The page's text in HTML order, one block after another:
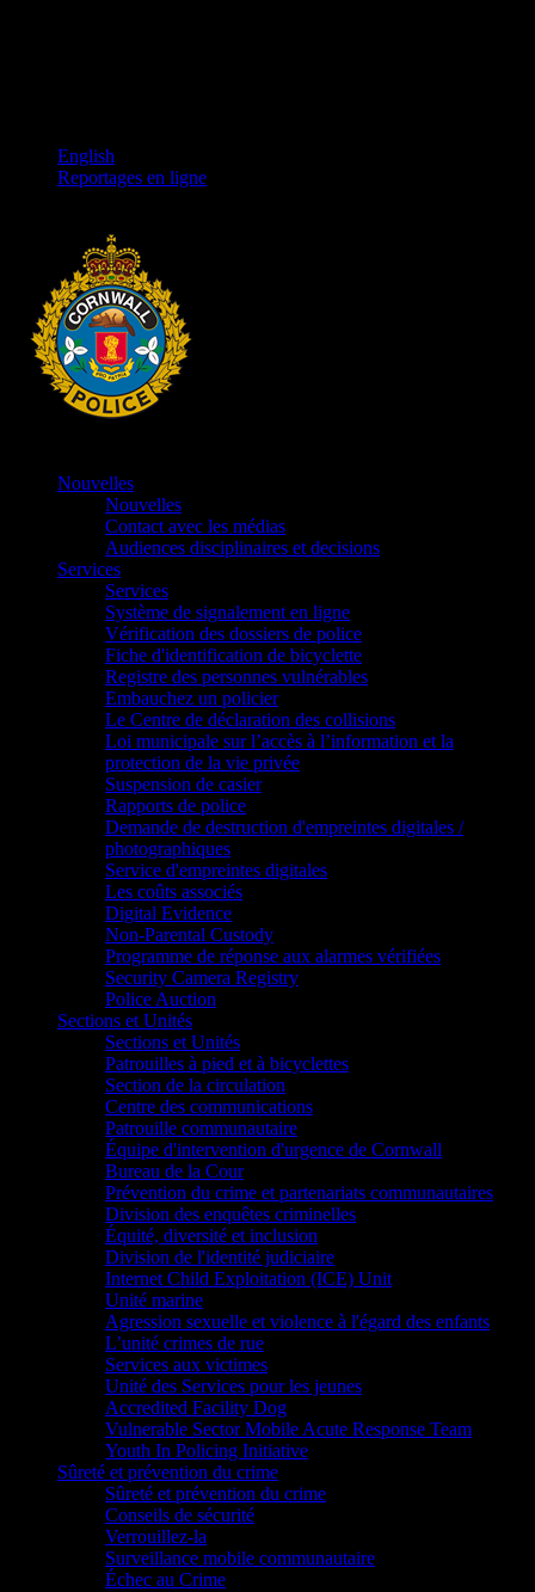
English
Reportages en ligne
Nouvelles
Nouvelles
Contact avec les médias
Audiences disciplinaires et decisions
Services
Services
Système de signalement en ligne
Vérification des dossiers de police
Fiche d'identification de bicyclette
Registre des personnes vulnérables
Embauchez un policier
Le Centre de déclaration des collisions
Loi municipale sur l’accès à l’information et la
protection de la vie privée
Suspension de casier
Rapports de police
Demande de destruction d'empreintes digitales /
photographiques
Service d'empreintes digitales
Les coûts associés
Digital Evidence
Non-Parental Custody
Programme de réponse aux alarmes vérifiées
Security Camera Registry
Police Auction
Sections et Unités
Sections et Unités
Patrouilles à pied et à bicyclettes
Section de la circulation
Centre des communications
Patrouille communautaire
Équipe d'intervention d'urgence de Cornwall
Bureau de la Cour
Prévention du crime et partenariats communautaires
Division des enquêtes criminelles
Équité, diversité et inclusion
Division de l'identité judiciaire
Internet Child Exploitation (ICE) Unit
Unité marine
Agression sexuelle et violence à l'égard des enfants
L’unité crimes de rue
Services aux victimes
Unité des Services pour les jeunes
Accredited Facility Dog
Vulnerable Sector Mobile Acute Response Team
Youth In Policing Initiative
Sûreté et prévention du crime
Sûreté et prévention du crime
Conseils de sécurité
Verrouillez-la
Surveillance mobile communautaire
Échec au Crime